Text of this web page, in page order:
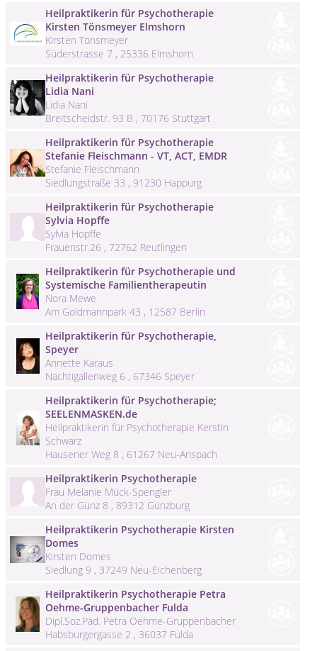
Heilpraktikerin für Psychotherapie
Kirsten Tönsmeyer Elmshorn
Kirsten Tönsmeyer
Süderstrasse 7 , 25336 Elmshorn
Heilpraktikerin für Psychotherapie
Lidia Nani
Lidia Nani
Breitscheidstr. 93 B , 70176 Stuttgart
Heilpraktikerin für Psychotherapie
Stefanie Fleischmann - VT, ACT, EMDR
Stefanie Fleischmann
Siedlungstraße 33 , 91230 Happurg
Heilpraktikerin für Psychotherapie
Sylvia Hopffe
Sylvia Hopffe
Frauenstr.26 , 72762 Reutlingen
Heilpraktikerin für Psychotherapie und
Systemische Familientherapeutin
Nora Mewe
Am Goldmannpark 43 , 12587 Berlin
Heilpraktikerin für Psychotherapie,
Speyer
Annette Karaus
Nachtigallenweg 6 , 67346 Speyer
Heilpraktikerin für Psychotherapie;
SEELENMASKEN.de
Heilpraktikerin für Psychotherapie Kerstin
Schwarz
Hausener Weg 8 , 61267 Neu-Anspach
Heilpraktikerin Psychotherapie
Frau Melanie Mück-Spengler
An der Günz 8 , 89312 Günzburg
Heilpraktikerin Psychotherapie Kirsten
Domes
Kirsten Domes
Siedlung 9 , 37249 Neu-Eichenberg
Heilpraktikerin Psychotherapie Petra
Oehme-Gruppenbacher Fulda
Dipl.Soz.Päd. Petra Oehme-Gruppenbacher
Habsburgergasse 2 , 36037 Fulda